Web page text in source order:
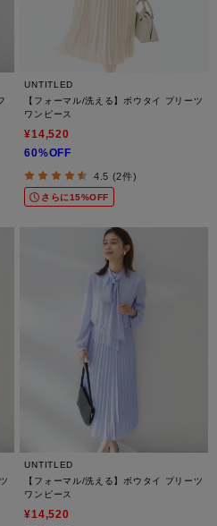
UNTITLED
【フォーマル/洗える】ボウタイ プリーツ
ワンピース
¥14,520
60%OFF
4.5 (2件)
さらに15%OFF
UNTITLED
【フォーマル/洗える】ボウタイ プリーツ
ワンピース
¥14,520